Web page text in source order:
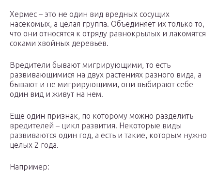
Хермес – это не один вид вредных сосущих
насекомых, а целая группа. Объединяет их только то,
что они относятся к отряду равнокрылых и лакомятся
соками хвойных деревьев.
Вредители бывают мигрирующими, то есть
развивающимися на двух растениях разного вида, а
бывают и не мигрирующими, они выбирают себе
один вид и живут на нем.
Еще один признак, по которому можно разделить
вредителей – цикл развития. Некоторые виды
развиваются один год, а есть и такие, которым нужно
целых 2 года.
Например: